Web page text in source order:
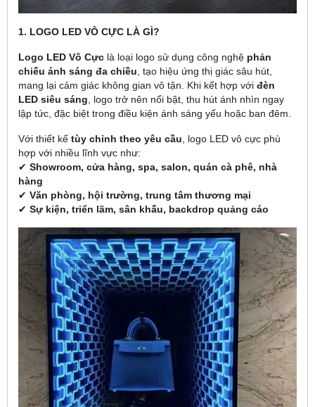
1. LOGO LED VÔ CỰC LÀ GÌ?
Logo LED Vô Cực là loại logo sử dụng công nghệ phản
chiếu ánh sáng đa chiều , tạo hiệu ứng thị giác sâu hút,
mang lại cảm giác không gian vô tận. Khi kết hợp với đèn
LED siêu sáng , logo trở nên nổi bật, thu hút ánh nhìn ngay
lập tức, đặc biệt trong điều kiện ánh sáng yếu hoặc ban đêm.
Với thiết kế tùy chỉnh theo yêu cầu , logo LED vô cực phù
hợp với nhiều lĩnh vực như:
✔ Showroom, cửa hàng, spa, salon, quán cà phê, nhà
hàng
✔ Văn phòng, hội trường, trung tâm thương mại
✔ Sự kiện, triển lãm, sân khấu, backdrop quảng cáo